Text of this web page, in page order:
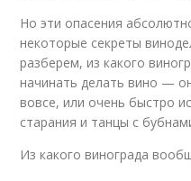
Но эти опасения
некоторые секреты
разберем, из какого
начинать делать вино —
вовсе, или очень быстро
старания и танцы с
Из какого винограда